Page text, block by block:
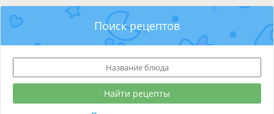
Поиск рецептов